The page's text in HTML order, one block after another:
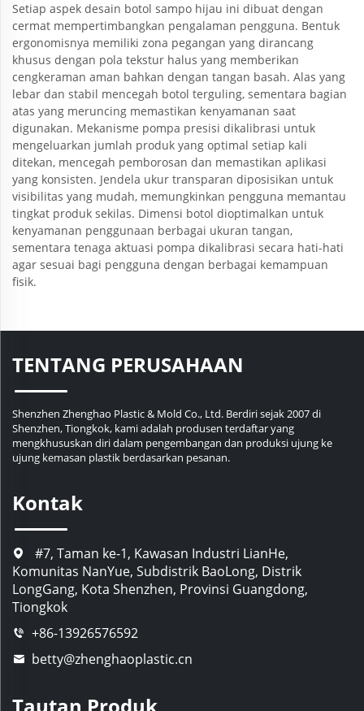
Setiap aspek desain botol sampo hijau ini dibuat dengan
cermat mempertimbangkan pengalaman pengguna. Bentuk
ergonomisnya memiliki zona pegangan yang dirancang
khusus dengan pola tekstur halus yang memberikan
cengkeraman aman bahkan dengan tangan basah. Alas yang
lebar dan stabil mencegah botol terguling, sementara bagian
atas yang meruncing memastikan kenyamanan saat
digunakan. Mekanisme pompa presisi dikalibrasi untuk
mengeluarkan jumlah produk yang optimal setiap kali
ditekan, mencegah pemborosan dan memastikan aplikasi
yang konsisten. Jendela ukur transparan diposisikan untuk
visibilitas yang mudah, memungkinkan pengguna memantau
tingkat produk sekilas. Dimensi botol dioptimalkan untuk
kenyamanan penggunaan berbagai ukuran tangan,
sementara tenaga aktuasi pompa dikalibrasi secara hati-hati
agar sesuai bagi pengguna dengan berbagai kemampuan
fisik.
TENTANG PERUSAHAAN
Shenzhen Zhenghao Plastic & Mold Co., Ltd. Berdiri sejak 2007 di
Shenzhen, Tiongkok, kami adalah produsen terdaftar yang
mengkhususkan diri dalam pengembangan dan produksi ujung ke
ujung kemasan plastik berdasarkan pesanan.
Kontak
#7, Taman ke-1, Kawasan Industri LianHe,
Komunitas NanYue, Subdistrik BaoLong, Distrik
LongGang, Kota Shenzhen, Provinsi Guangdong,
Tiongkok
+86-13926576592
betty@zhenghaoplastic.cn